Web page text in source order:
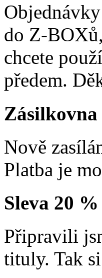
do Z-
chcete
předem.
Zásilkovna
Nově
Platba je
Sleva 20 %
Připravili
tituly. Tak